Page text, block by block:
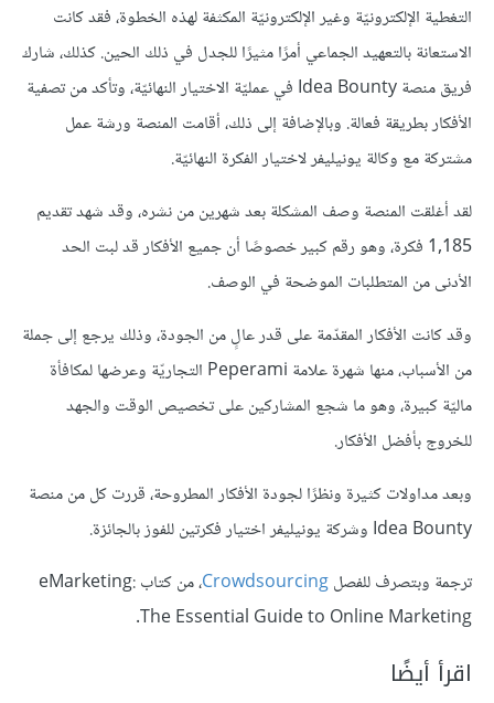
التغطية الإلكترونيّة وغير الإلكترونيّة المكثفة لهذه الخطوة، فقد كانت
الاستعانة بالتعهيد الجماعي أمرًا مثيرًا للجدل في ذلك الحين. كذلك، شارك
فريق منصة Idea Bounty في عمليّة الاختيار النهائيّة، وتأكد من تصفية
الأفكار بطريقة فعالة. وبالإضافة إلى ذلك، أقامت المنصة ورشة عمل
مشتركة مع وكالة يونيليفر لاختيار الفكرة النهائيّة.
لقد أغلقت المنصة وصف المشكلة بعد شهرين من نشره، وقد شهد تقديم
1,185 فكرة، وهو رقم كبير خصوصًا أن جميع الأفكار قد لبت الحد
الأدنى من المتطلبات الموضحة في الوصف.
وقد كانت الأفكار المقدّمة على قدر عالٍ من الجودة، وذلك يرجع إلى جملة
من الأسباب، منها شهرة علامة Peperami التجاريّة وعرضها لمكافأة
ماليّة كبيرة، وهو ما شجع المشاركين على تخصيص الوقت والجهد
للخروج بأفضل الأفكار.
وبعد مداولات كثيرة ونظرًا لجودة الأفكار المطروحة، قررت كل من منصة
Idea Bounty وشركة يونيليفر اختيار فكرتين للفوز بالجائزة.
ترجمة وبتصرف للفصلCrowdsourcing
، من كتاب eMarketing:
The Essential Guide to Online Marketing.
اقرأ أيضًا